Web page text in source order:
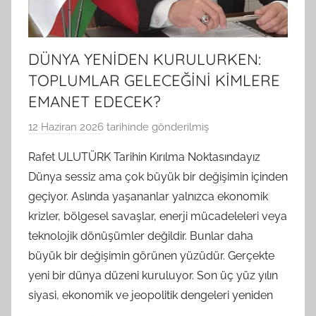
DÜNYA YENİDEN KURULURKEN:
TOPLUMLAR GELECEĞİNİ KİMLERE
EMANET EDECEK?
12 Haziran 2026 tarihinde gönderilmiş
S
A
M
t
a
r
a
f
Rafet ULUTÜRK Tarihin Kırılma Noktasındayız
Dünya sessiz ama çok büyük bir değişimin içinden
geçiyor. Aslında yaşananlar yalnızca ekonomik
krizler, bölgesel savaşlar, enerji mücadeleleri veya
teknolojik dönüşümler değildir. Bunlar daha
büyük bir değişimin görünen yüzüdür. Gerçekte
yeni bir dünya düzeni kuruluyor. Son üç yüz yılın
siyasi, ekonomik ve jeopolitik dengeleri yeniden